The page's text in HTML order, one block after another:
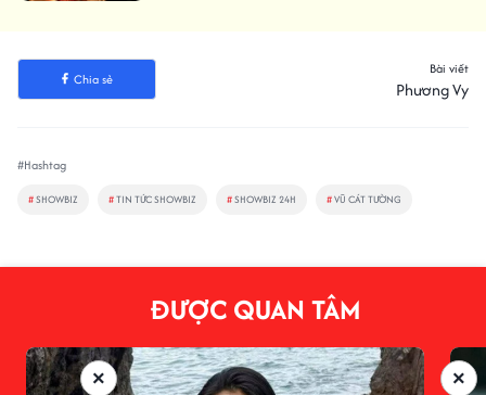
Chia sẻ
Bài viết
Phương Vy
#Hashtag
#SHOWBIZ #TIN TỨC SHOWBIZ #SHOWBIZ 24H #VŨ CÁT TƯỜNG
ĐƯỢC QUAN TÂM
×
×